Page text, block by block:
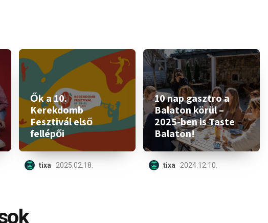
Ők a 10.
Kerekdomb
Fesztivál első
fellépői
tixa 2025.02.18.
10 nap gasztro a
Balaton körül –
2025-ben is Taste
Balaton!
tixa 2024.12.10.